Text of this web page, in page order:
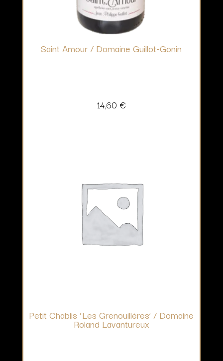
Saint Amour / Domaine Guillot-Gonin
14,60 €
Petit Chablis ‘Les Grenouillères’ / Domaine
Roland Lavantureux